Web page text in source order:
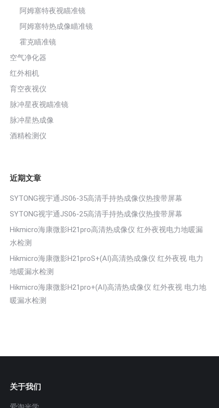
阿姆塞特夜视瞄准镜
阿姆塞特热成像瞄准镜
霍克瞄准镜
空气净化器
红外相机
育空夜视仪
脉冲星夜视瞄准镜
脉冲星热成像
酒精检测仪
近期文章
SYTONG视宇通JS06-35高清手持热成像仪热搜带屏幕
SYTONG视宇通JS06-25高清手持热成像仪热搜带屏幕
Hikmicro海康微影H21pro高清热成像仪 红外夜视电力地暖漏
水检测
Hikmicro海康微影H21proS+(AI)高清热成像仪 红外夜视 电力
地暖漏水检测
Hikmicro海康微影H21pro+(AI)高清热成像仪 红外夜视 电力地
暖漏水检测
关于我们